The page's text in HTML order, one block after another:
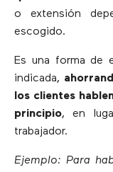
o extensión
escogido.
Es una forma de
indicada,
los clientes
principio, en
trabajador.
Ejemplo: Para